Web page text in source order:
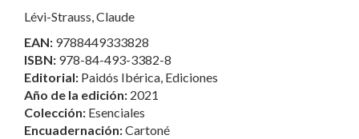
Lévi-Strauss, Claude
EAN: 9788449333828
ISBN: 978-84-493-3382-8
Editorial: Paidós Ibérica, Ediciones
Año de la edición: 2021
Colección: Esenciales
Encuadernación:Cartoné